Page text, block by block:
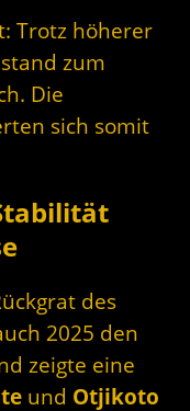
Trotz höherer
zum
Die
sich somit
des
2025 den
zeigte eine
und Otjikoto